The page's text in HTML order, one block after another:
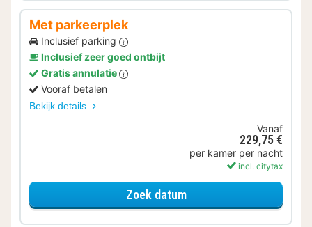
Met parkeerplek
Inclusief parking
Inclusief zeer goed ontbijt
Gratis annulatie
Vooraf betalen
Bekijk details
Vanaf
229,75 €
per kamer per nacht
incl. citytax
Zoek datumvoor Met parkeerplek